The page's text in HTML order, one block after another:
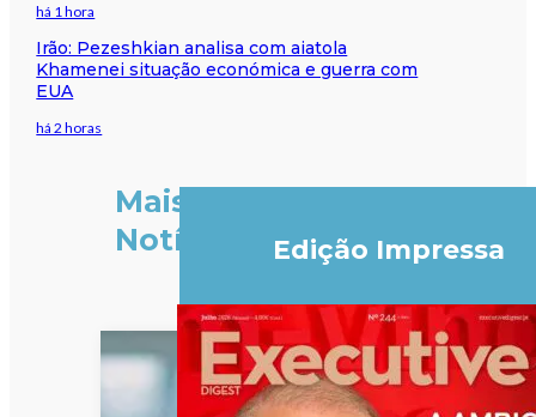
há 1 hora
Irão: Pezeshkian analisa com aiatola
Khamenei situação económica e guerra com
EUA
há 2 horas
Mais
Notícias
Edição Impressa